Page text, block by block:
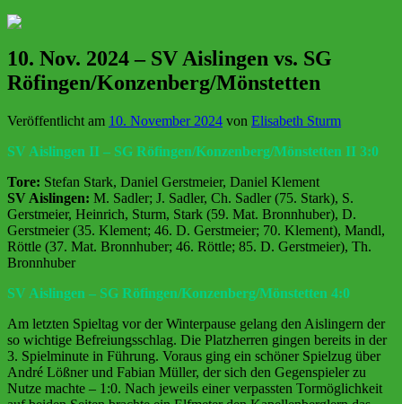
10. Nov. 2024 – SV Aislingen vs. SG
Röfingen/Konzenberg/Mönstetten
Veröffentlicht am 10. November 2024 von Elisabeth Sturm
SV Aislingen II – SG Röfingen/Konzenberg/Mönstetten II 3:0
Tore: Stefan Stark, Daniel Gerstmeier, Daniel Klement
SV Aislingen: M. Sadler; J. Sadler, Ch. Sadler (75. Stark), S.
Gerstmeier, Heinrich, Sturm, Stark (59. Mat. Bronnhuber), D.
Gerstmeier (35. Klement; 46. D. Gerstmeier; 70. Klement), Mandl,
Röttle (37. Mat. Bronnhuber; 46. Röttle; 85. D. Gerstmeier), Th.
Bronnhuber
SV Aislingen – SG Röfingen/Konzenberg/Mönstetten 4:0
Am letzten Spieltag vor der Winterpause gelang den Aislingern der
so wichtige Befreiungsschlag. Die Platzherren gingen bereits in der
3. Spielminute in Führung. Voraus ging ein schöner Spielzug über
André Lößner und Fabian Müller, der sich den Gegenspieler zu
Nutze machte – 1:0. Nach jeweils einer verpassten Tormöglichkeit